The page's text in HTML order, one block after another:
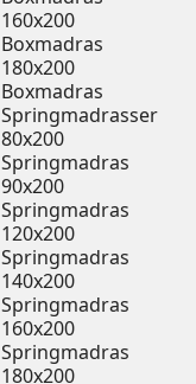
160x200
Boxmadras
180x200
Boxmadras
Springmadrasser
80x200
Springmadras
90x200
Springmadras
120x200
Springmadras
140x200
Springmadras
160x200
Springmadras
180x200